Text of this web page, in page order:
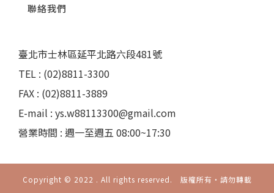
聯絡我們
臺北市士林區延平北路六段481號
TEL : (02)8811-3300
FAX : (02)8811-3889
E-mail : ys.w88113300@gmail.com
營業時間 : 週一至週五 08:00~17:30
Copyright © 2022 . All rights reserved. 版權所有‧請勿轉載